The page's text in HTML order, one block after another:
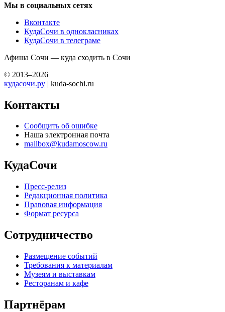
Мы в социальных сетях
Вконтакте
КудаСочи в однокласниках
КудаСочи в телеграме
Афиша Сочи — куда сходить в Сочи
© 2013–2026
кудасочи.ру | kuda-sochi.ru
Контакты
Сообщить об ошибке
Наша электронная почта
mailbox@kudamoscow.ru
КудаСочи
Пресс-релиз
Редакционная политика
Правовая информация
Формат ресурса
Сотрудничество
Размещение событий
Требования к материалам
Музеям и выставкам
Ресторанам и кафе
Партнёрам